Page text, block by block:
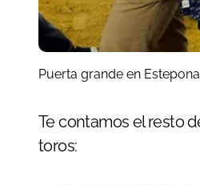
Puerta grande en Estepona
Te contamos el resto de festejos que se han desarrollado en la tarde de hoy en las plazas de
toros: